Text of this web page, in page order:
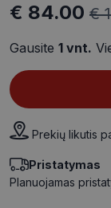
€ 84.00 €
Gausite 1 vnt.
Prekių likutis
Pristatymas
Planuojamas